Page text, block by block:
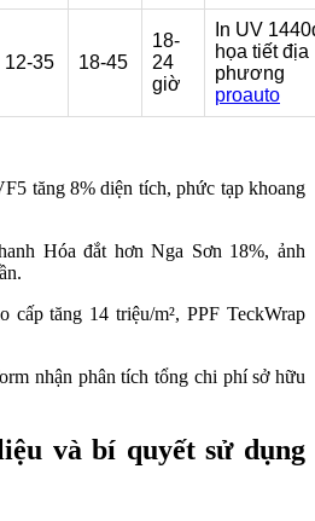
12-35 18-45
18-
24
giờ
In UV
họa tiết địa
phương
proauto
tăng 8% diện tích, phức tạp khoang
Hóa đắt hơn Nga Sơn 18%, ảnh
cấp tăng 14 triệu/m², PPF TeckWrap
nhận phân tích tổng chi phí sở hữu
và bí quyết sử dụng